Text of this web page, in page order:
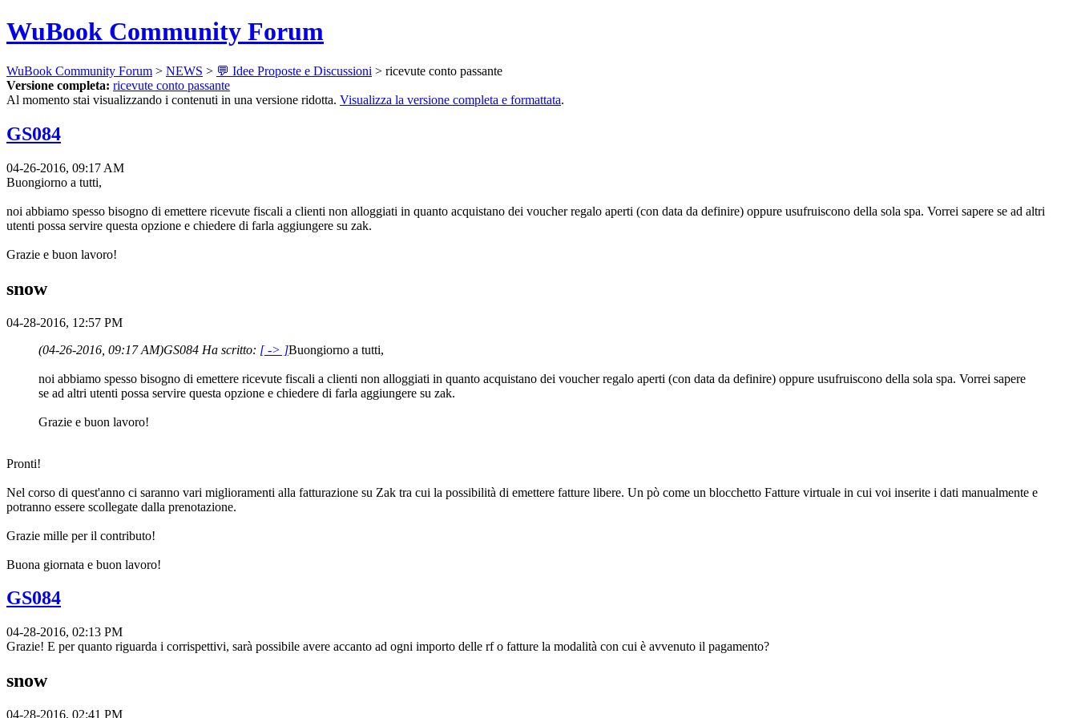
WuBook Community Forum
WuBook Community Forum > NEWS > 💬 Idee Proposte e Discussioni > ricevute conto passante
Versione completa: ricevute conto passante
Al momento stai visualizzando i contenuti in una versione ridotta. Visualizza la versione completa e formattata.
GS084
04-26-2016, 09:17 AM
Buongiorno a tutti,
noi abbiamo spesso bisogno di emettere ricevute fiscali a clienti non alloggiati in quanto acquistano dei voucher regalo aperti (con data da definire) oppure usufruiscono della sola spa. Vorrei sapere se ad altri
utenti possa servire questa opzione e chiedere di farla aggiungere su zak.
Grazie e buon lavoro!
snow
04-28-2016, 12:57 PM
(04-26-2016, 09:17 AM)GS084 Ha scritto: [ -> ]Buongiorno a tutti,
noi abbiamo spesso bisogno di emettere ricevute fiscali a clienti non alloggiati in quanto acquistano dei voucher regalo aperti (con data da definire) oppure usufruiscono della sola spa. Vorrei sapere
se ad altri utenti possa servire questa opzione e chiedere di farla aggiungere su zak.
Grazie e buon lavoro!
Pronti!
Nel corso di quest'anno ci saranno vari miglioramenti alla fatturazione su Zak tra cui la possibilità di emettere fatture libere. Un pò come un blocchetto Fatture virtuale in cui voi inserite i dati manualmente e
potranno essere scollegate dalla prenotazione.
Grazie mille per il contributo!
Buona giornata e buon lavoro!
GS084
04-28-2016, 02:13 PM
Grazie! E per quanto riguarda i corrispettivi, sarà possibile avere accanto ad ogni importo delle rf o fatture la modalità con cui è avvenuto il pagamento?
snow
04-28-2016, 02:41 PM